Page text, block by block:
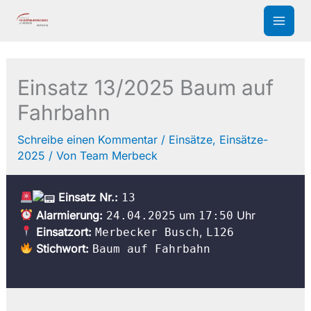
Inhalt
Einsatz 13/2025 Baum auf
Fahrbahn
Schreibe einen Kommentar / Einsätze, Einsätze-
2025 / Von Team Merbeck
Einsatz Nr.: 13
Alarmierung: 24.04.2025 um 17:50 Uhr
Einsatzort: Merbecker Busch, L126
Stichwort: Baum auf Fahrbahn